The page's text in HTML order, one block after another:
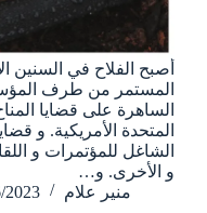
أصبح الفلاح في السنين
المستمر من طرف
الساهرة على قضايا
المتحدة الأمريكية. و
الشاغل للمؤتمرات و
و الأخرى. و…
منير علام
2023